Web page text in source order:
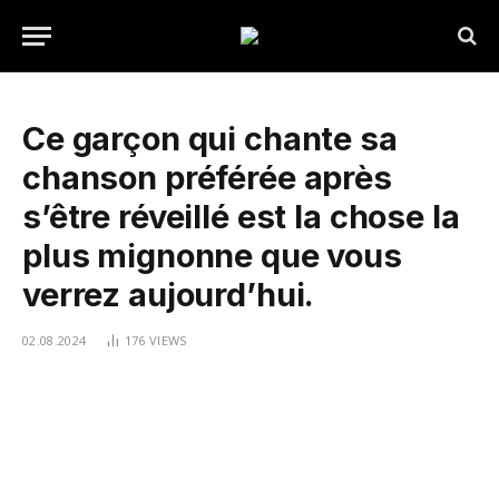
Ce garçon qui chante sa
chanson préférée après
s’être réveillé est la chose la
plus mignonne que vous
verrez aujourd’hui.
02.08.2024 176 VIEWS